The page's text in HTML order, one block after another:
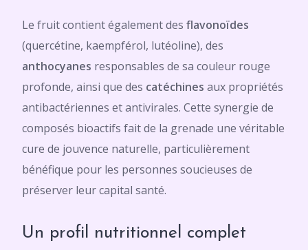
Le fruit contient également des flavonoïdes
(quercétine, kaempférol, lutéoline), des
anthocyanes responsables de sa couleur rouge
profonde, ainsi que des catéchines aux propriétés
antibactériennes et antivirales. Cette synergie de
composés bioactifs fait de la grenade une véritable
cure de jouvence naturelle, particulièrement
bénéfique pour les personnes soucieuses de
préserver leur capital santé.
Un profil nutritionnel complet